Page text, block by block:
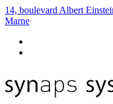
14, boulevard Albert
Marne